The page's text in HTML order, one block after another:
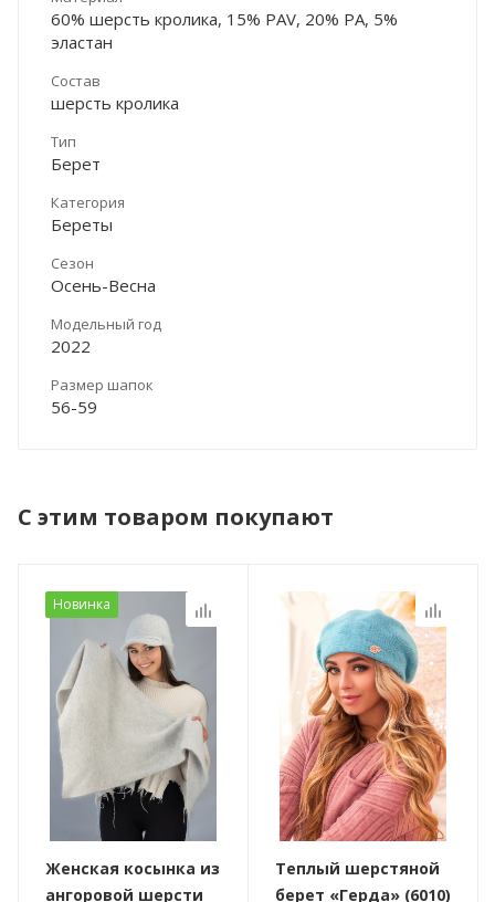
60% шерсть кролика, 15% PAV, 20% PA, 5%
эластан
Состав
шерсть кролика
Тип
Берет
Категория
Береты
Сезон
Осень-Весна
Модельный год
2022
Размер шапок
56-59
С этим товаром покупают
Новинка
Женская косынка из
ангоровой шерсти
Теплый шерстяной
берет «Герда» (6010)